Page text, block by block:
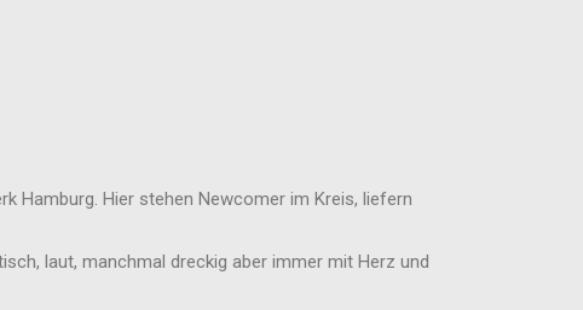
Hamburg. Hier stehen Newcomer im Kreis, liefern
laut, manchmal dreckig aber immer mit Herz und